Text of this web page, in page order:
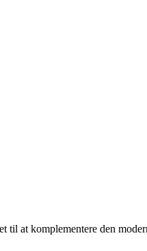
at komplementere den